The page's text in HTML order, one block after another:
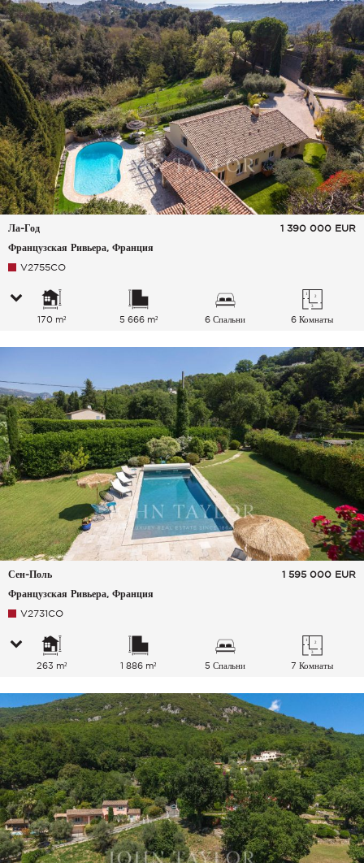
Ла-Год
Французская Ривьера, Франция
1 390 000 EUR
V2755CO
170 m² 5 666 m² 6 Спальни 6 Комнаты
Сен-Поль
Французская Ривьера, Франция
1 595 000 EUR
V2731CO
263 m² 1 886 m² 5 Спальни 7 Комнаты